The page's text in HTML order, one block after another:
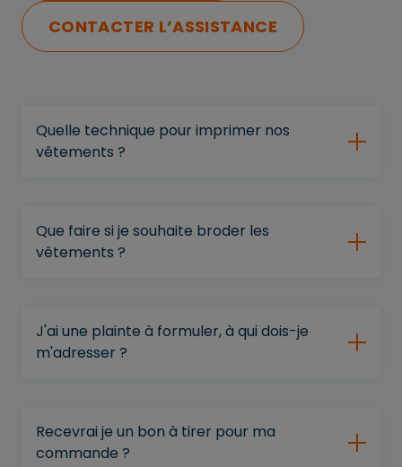
CONTACTER L’ASSISTANCE
Quelle technique pour imprimer nos
vêtements ?
Que faire si je souhaite broder les
vêtements ?
J'ai une plainte à formuler, à qui dois-je
m'adresser ?
Recevrai je un bon à tirer pour ma
commande ?